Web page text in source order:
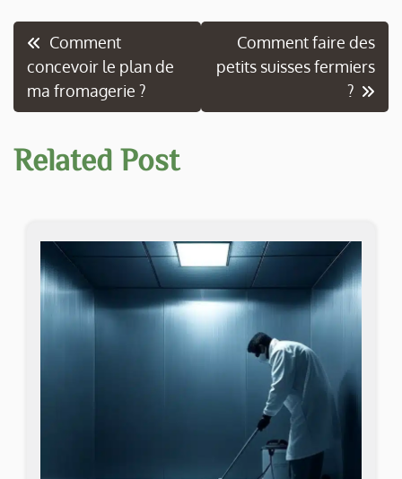
Navigation
de
l’article
Comment
concevoir le plan de
ma fromagerie ?
Comment faire des
petits suisses fermiers
?
Related Post